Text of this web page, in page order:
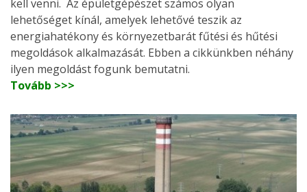
kell venni. Az épületgépészet számos olyan
lehetőséget kínál, amelyek lehetővé teszik az
energiahatékony és környezetbarát fűtési és hűtési
megoldások alkalmazását. Ebben a cikkünkben néhány
ilyen megoldást fogunk bemutatni.
Tovább >>>